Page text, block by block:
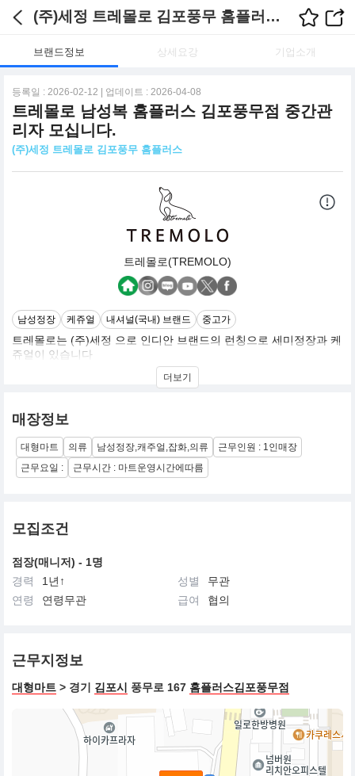
(주)세정 트레몰로 김포풍무 홈플러스 채용정보
브랜드정보 상세요강 기업소개
등록일 : 2026-02-12 | 업데이트 : 2026-04-08
트레몰로 남성복 홈플러스 김포풍무점 중간관
리자 모십니다.
(주)세정 트레몰로 김포풍무 홈플러스
트레몰로(TREMOLO)
남성정장 케쥬얼 내셔널(국내) 브랜드 중고가
트레몰로는 (주)세정 으로 인디안 브랜드의 런칭으로 세미정장과 케
쥬얼이 있습니다
더보기
매장정보
대형마트 의류 남성정장,캐주얼,잡화,의류
근무인원 : 1인매장
근무요일 :
근무시간 : 마트운영시간에따름
모집조건
점장(매니저) - 1명
경력
1년↑ 성별
무관
연령
연령무관 급여 협의
근무지정보
대형마트 > 경기 김포시 풍무로 167 홈플러스김포풍무점